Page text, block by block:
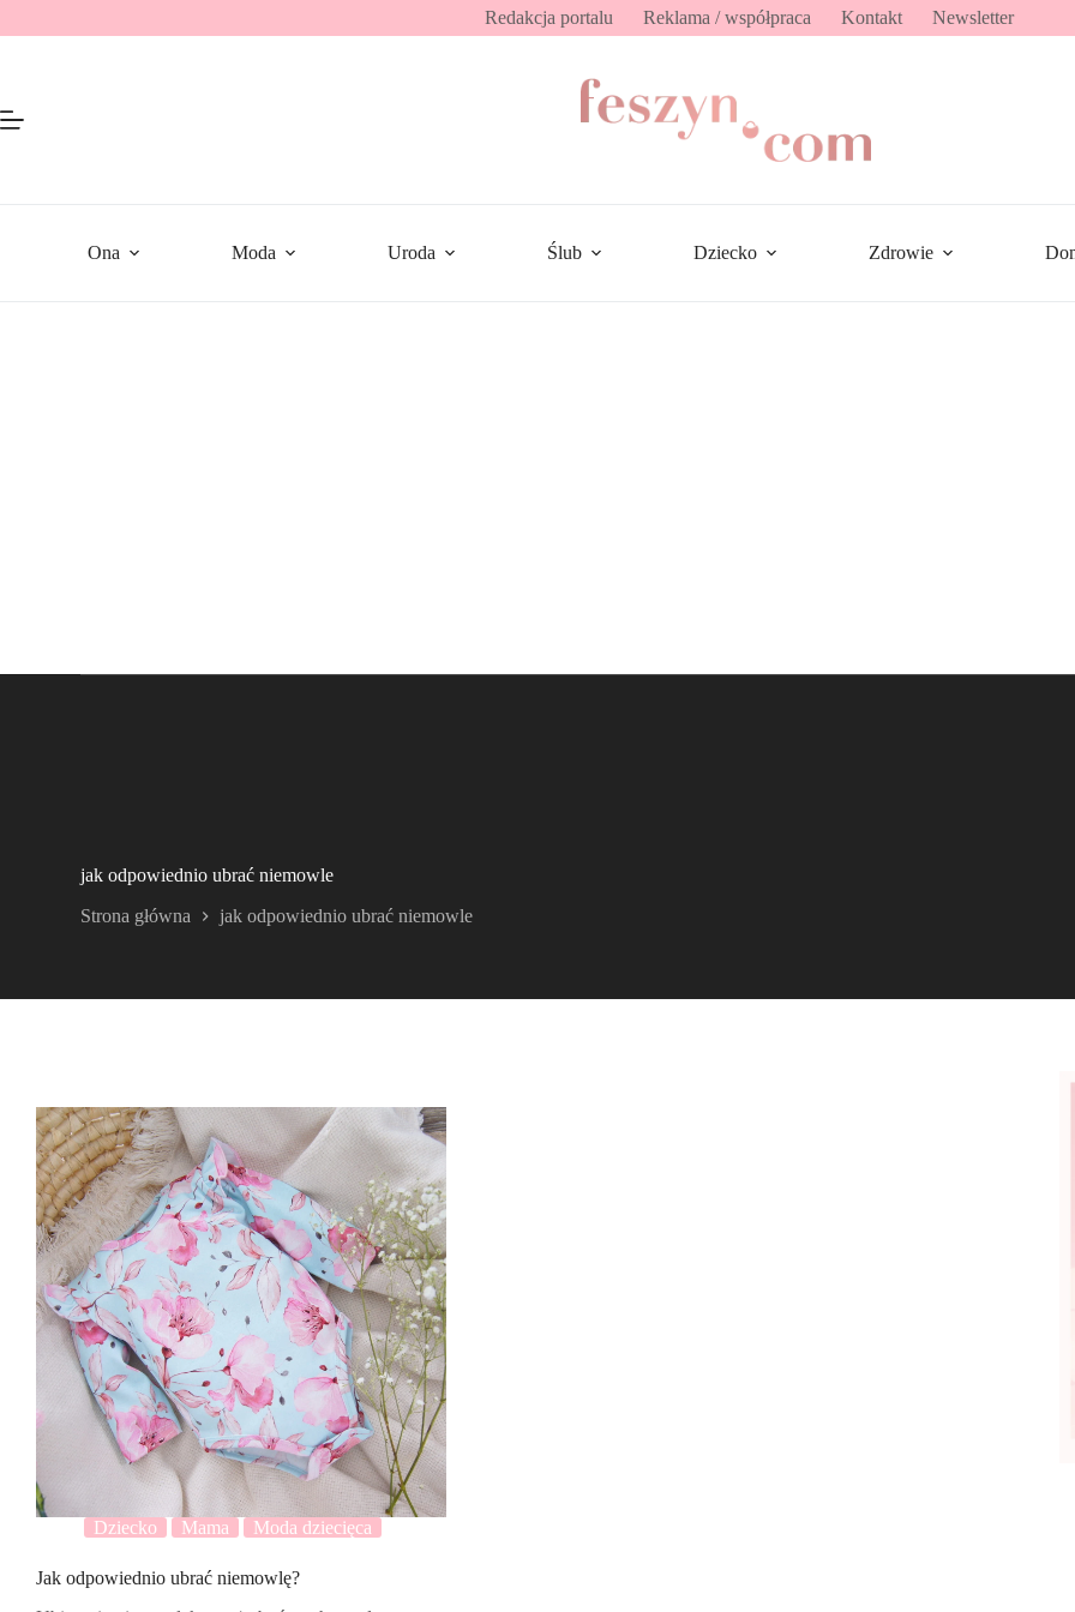
Redakcja portalu Reklama / współpraca Kontakt Newsletter
Ona Moda Uroda Ślub Dziecko Zdrowie
jak odpowiednio ubrać niemowle
Strona główna jak odpowiednio ubrać niemowle
Dziecko Mama Moda dziecięca
Jak odpowiednio ubrać niemowlę?